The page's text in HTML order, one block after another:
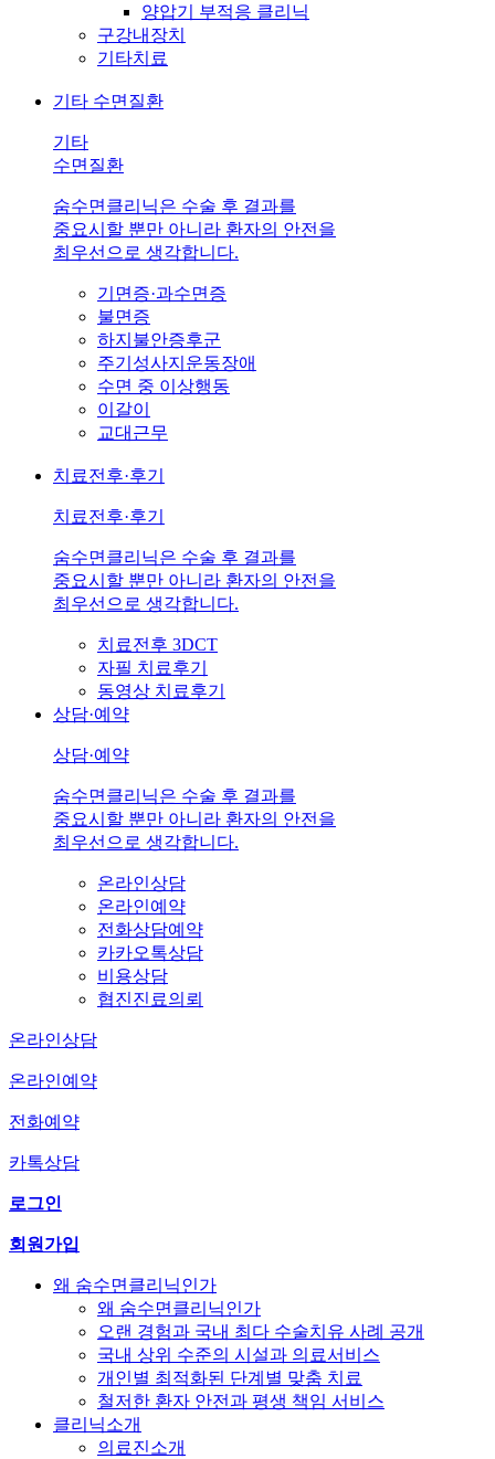
양압기 부적응 클리닉
구강내장치
기타치료
기타 수면질환
기타
수면질환
숨수면클리닉은 수술 후 결과를
중요시할 뿐만 아니라 환자의 안전을
최우선으로 생각합니다.
기면증·과수면증
불면증
하지불안증후군
주기성사지운동장애
수면 중 이상행동
이갈이
교대근무
치료전후·후기
치료전후·후기
숨수면클리닉은 수술 후 결과를
중요시할 뿐만 아니라 환자의 안전을
최우선으로 생각합니다.
치료전후 3DCT
자필 치료후기
동영상 치료후기
상담·예약
상담·예약
숨수면클리닉은 수술 후 결과를
중요시할 뿐만 아니라 환자의 안전을
최우선으로 생각합니다.
온라인상담
온라인예약
전화상담예약
카카오톡상담
비용상담
협진진료의뢰
온라인상담
온라인예약
전화예약
카톡상담
로그인
회원가입
왜 숨수면클리닉인가
왜 숨수면클리닉인가
오랜 경험과 국내 최다 수술치유 사례 공개
국내 상위 수준의 시설과 의료서비스
개인별 최적화된 단계별 맞춤 치료
철저한 환자 안전과 평생 책임 서비스
클리닉소개
의료진소개